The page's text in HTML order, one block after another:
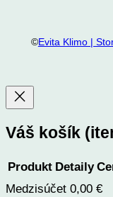
©Evita Klimo |
Váš košík
Produkt Detaily
Medzisúčet 0,00 €